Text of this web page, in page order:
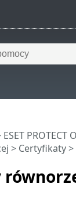
ESET PROTECT
> Certyfikaty>